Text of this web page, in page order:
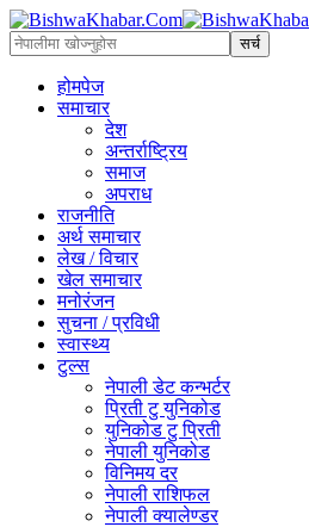
होमपेज
समाचार
देश
अन्तर्राष्ट्रिय
समाज
अपराध
राजनीति
अर्थ समाचार
लेख / विचार
खेल समाचार
मनोरंजन
सुचना / प्रविधी
स्वास्थ्य
टुल्स
नेपाली डेट कन्भर्टर
प्रिती टु युनिकोड
युनिकोड टु प्रिती
नेपाली युनिकोड
विनिमय दर
नेपाली राशिफल
नेपाली क्यालेण्डर